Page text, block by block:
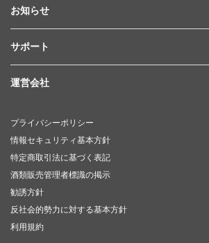
お知らせ
サポート
運営会社
プライバシーポリシー
情報セキュリティ基本方針
特定商取引法に基づく表記
酒類販売管理者標識の掲示
勧誘方針
反社会的勢力に対する基本方針
利用規約